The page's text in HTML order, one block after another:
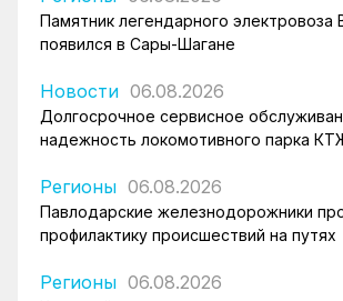
Памятник легендарного электровоза
появился в Сары-Шагане
Новости 06.08.2026
Долгосрочное сервисное
надежность локомотивного парка
Регионы 06.08.2026
Павлодарские железнодорожники
профилактику происшествий на путях
Регионы 06.08.2026